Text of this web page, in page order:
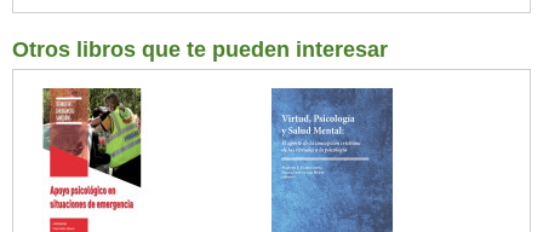
Otros libros que te pueden interesar